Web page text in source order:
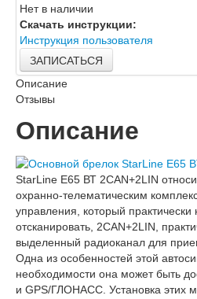
Нет в наличии
Скачать инструкции:
Инструкция пользователя
ЗАПИСАТЬСЯ
Описание
Отзывы
Описание
StarLine E65 ВТ 2CAN+2LIN
охранно-телематическим
управления, который
отсканировать, 2CAN+2LIN,
выделенный радиоканал для
Одна из особенностей этой
необходимости она может быть
и GPS/ГЛОНАСС. Установка этих